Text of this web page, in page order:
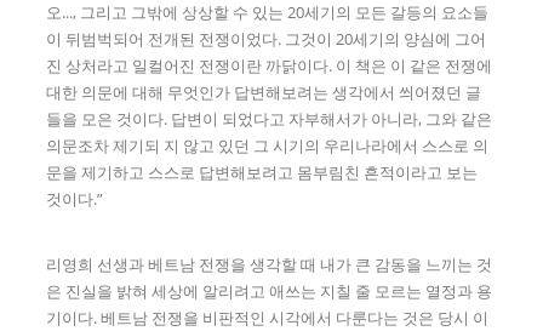
오..., 그리고 그밖에 상상할 수 있는 20세기의 모든 갈등의 요소들
이 뒤범벅되어 전개된 전쟁이었다. 그것이 20세기의 양심에 그어
진 상처라고 일컬어진 전쟁이란 까닭이다. 이 책은 이 같은 전쟁에
대한 의문에 대해 무엇인가 답변해보려는 생각에서 씌어졌던 글
들을 모은 것이다. 답변이 되었다고 자부해서가 아니라, 그와 같은
의문조차 제기되 지 않고 있던 그 시기의 우리나라에서 스스로 의
문을 제기하고 스스로 답변해보려고 몸부림친 흔적이라고 보는
것이다.”
리영희 선생과 베트남 전쟁을 생각할 때 내가 큰 감동을 느끼는 것
은 진실을 밝혀 세상에 알리려고 애쓰는 지칠 줄 모르는 열정과 용
기이다. 베트남 전쟁을 비판적인 시각에서 다룬다는 것은 당시 이